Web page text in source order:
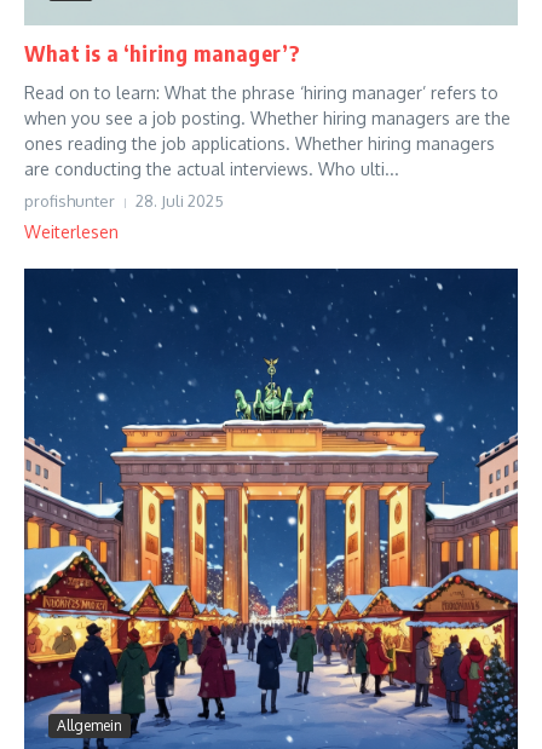
What is a ‘hiring manager’?
Read on to learn: What the phrase ‘hiring manager’ refers to
when you see a job posting. Whether hiring managers are the
ones reading the job applications. Whether hiring managers
are conducting the actual interviews. Who ulti...
profishunter 28. Juli 2025
Weiterlesen
Allgemein